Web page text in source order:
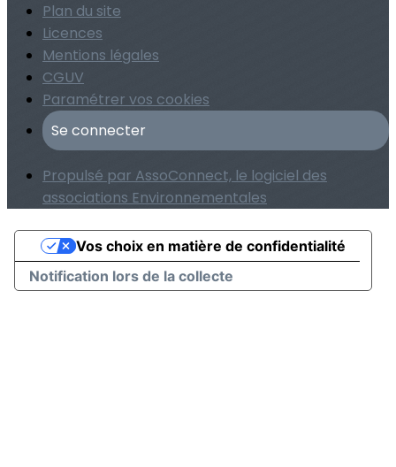
Plan du site
Licences
Mentions légales
CGUV
Paramétrer vos cookies
Se connecter
Propulsé par AssoConnect, le logiciel des
associations Environnementales
Notification lors de la collecte
Vos choix en matière de confidentialité